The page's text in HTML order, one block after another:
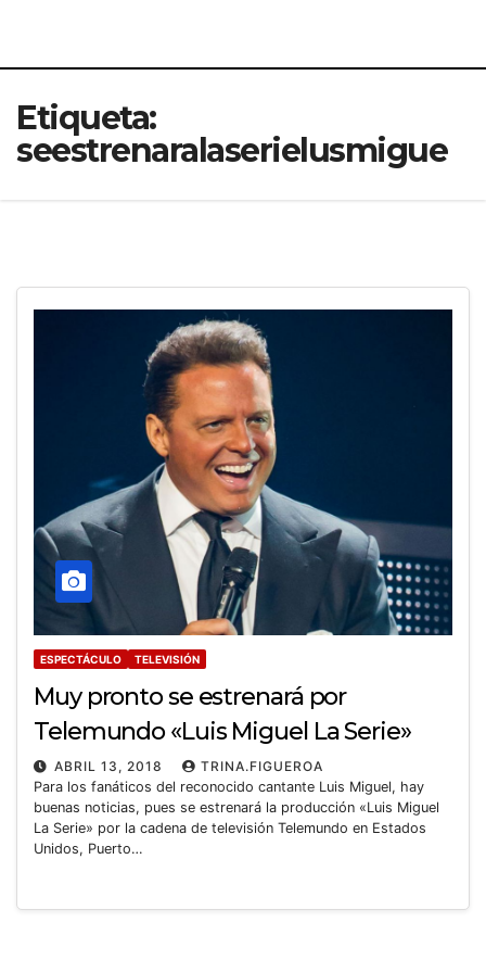
Etiqueta:
seestrenaralaserielusmigue
ESPECTÁCULO TELEVISIÓN
Muy pronto se estrenará por
Telemundo «Luis Miguel La Serie»
ABRIL 13, 2018
TRINA.FIGUEROA
Para los fanáticos del reconocido cantante Luis Miguel, hay
buenas noticias, pues se estrenará la producción «Luis Miguel
La Serie» por la cadena de televisión Telemundo en Estados
Unidos, Puerto…